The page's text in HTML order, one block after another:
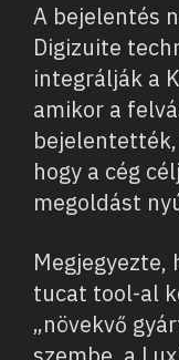
A bejelentés
Digizuite
integrálják a
amikor a
hogy a cég
megoldást
Megjegyezte,
tucat tool-al
„növekvő